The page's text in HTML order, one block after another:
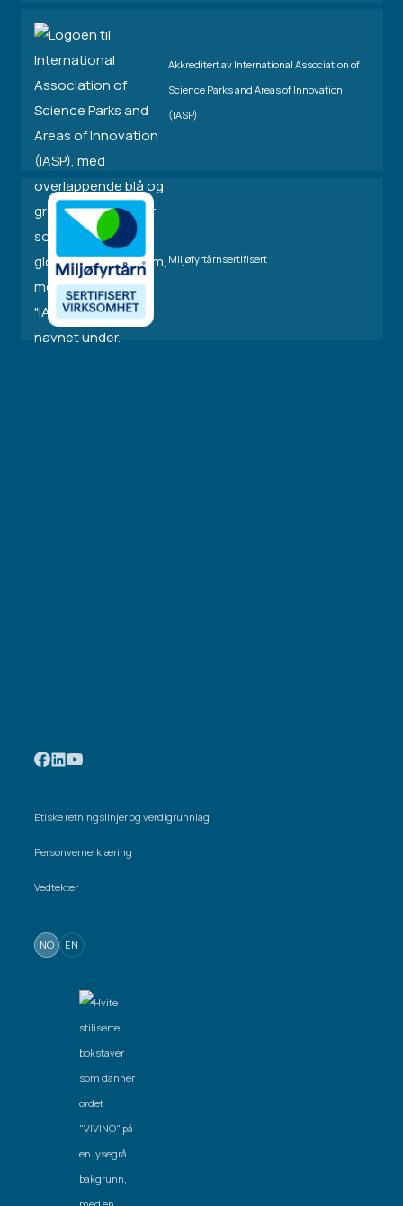
Akkreditert av International Association of
Science Parks and Areas of Innovation
(IASP)
Miljøfyrtårnsertifisert
Etiske retningslinjer og verdigrunnlag
Personvernerklæring
Vedtekter
NO EN